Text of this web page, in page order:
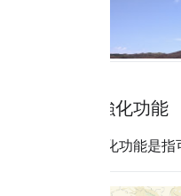
地圖強化功能
地圖強化功能是